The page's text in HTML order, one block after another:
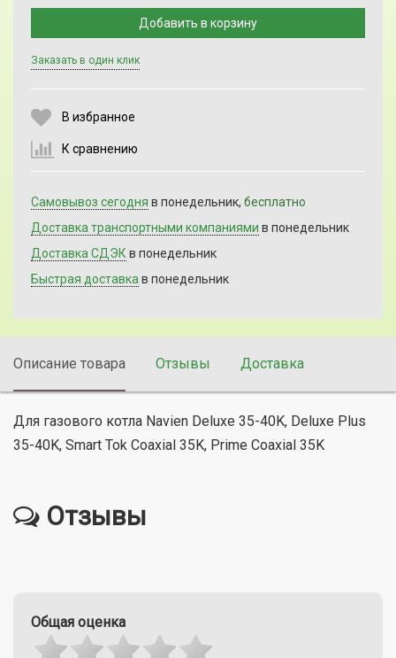
Добавить в корзину
Заказать в один клик
В избранное
К сравнению
Самовывоз сегодня в понедельник, бесплатно
Доставка транспортными компаниями в понедельник
Доставка СДЭК в понедельник
Быстрая доставка в понедельник
Описание товара Отзывы Доставка
Для газового котла Navien Deluxe 35-40K, Deluxe Plus
35-40K, Smart Tok Coaxial 35K, Prime Coaxial 35K
Отзывы
Общая оценка